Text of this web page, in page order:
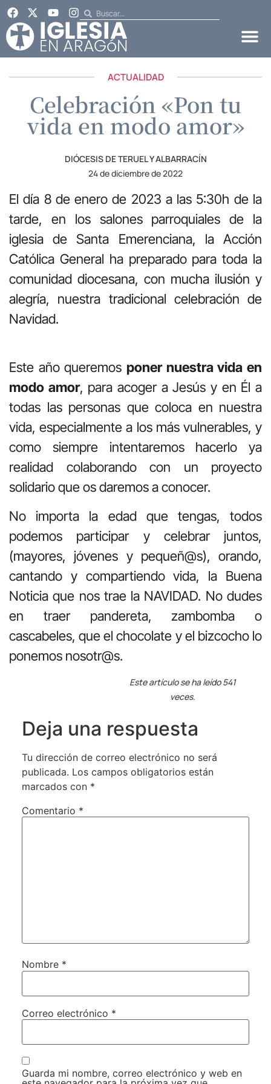
ACTUALIDAD
Celebración «Pon tu
vida en modo amor»
DIÓCESIS DE TERUEL Y ALBARRACÍN
24 de diciembre de 2022
El día 8 de enero de 2023 a las 5:30h de la
tarde, en los salones parroquiales de la
iglesia de Santa Emerenciana, la Acción
Católica General ha preparado para toda la
comunidad diocesana, con mucha ilusión y
alegría, nuestra tradicional celebración de
Navidad.
Este año queremos poner nuestra vida en
modo amor, para acoger a Jesús y en Él a
todas las personas que coloca en nuestra
vida, especialmente a los más vulnerables, y
como siempre intentaremos hacerlo ya
realidad colaborando con un proyecto
solidario que os daremos a conocer.
No importa la edad que tengas, todos
podemos participar y celebrar juntos,
(mayores, jóvenes y pequeñ@s), orando,
cantando y compartiendo vida, la Buena
Noticia que nos trae la NAVIDAD. No dudes
en traer pandereta, zambomba o
cascabeles, que el chocolate y el bizcocho lo
ponemos nosotr@s.
Este artículo se ha leído 541
veces.
Deja una respuesta
Tu dirección de correo electrónico no será
publicada. Los campos obligatorios están
marcados con *
Comentario *
Nombre *
Correo electrónico *
Guarda mi nombre, correo electrónico y web en